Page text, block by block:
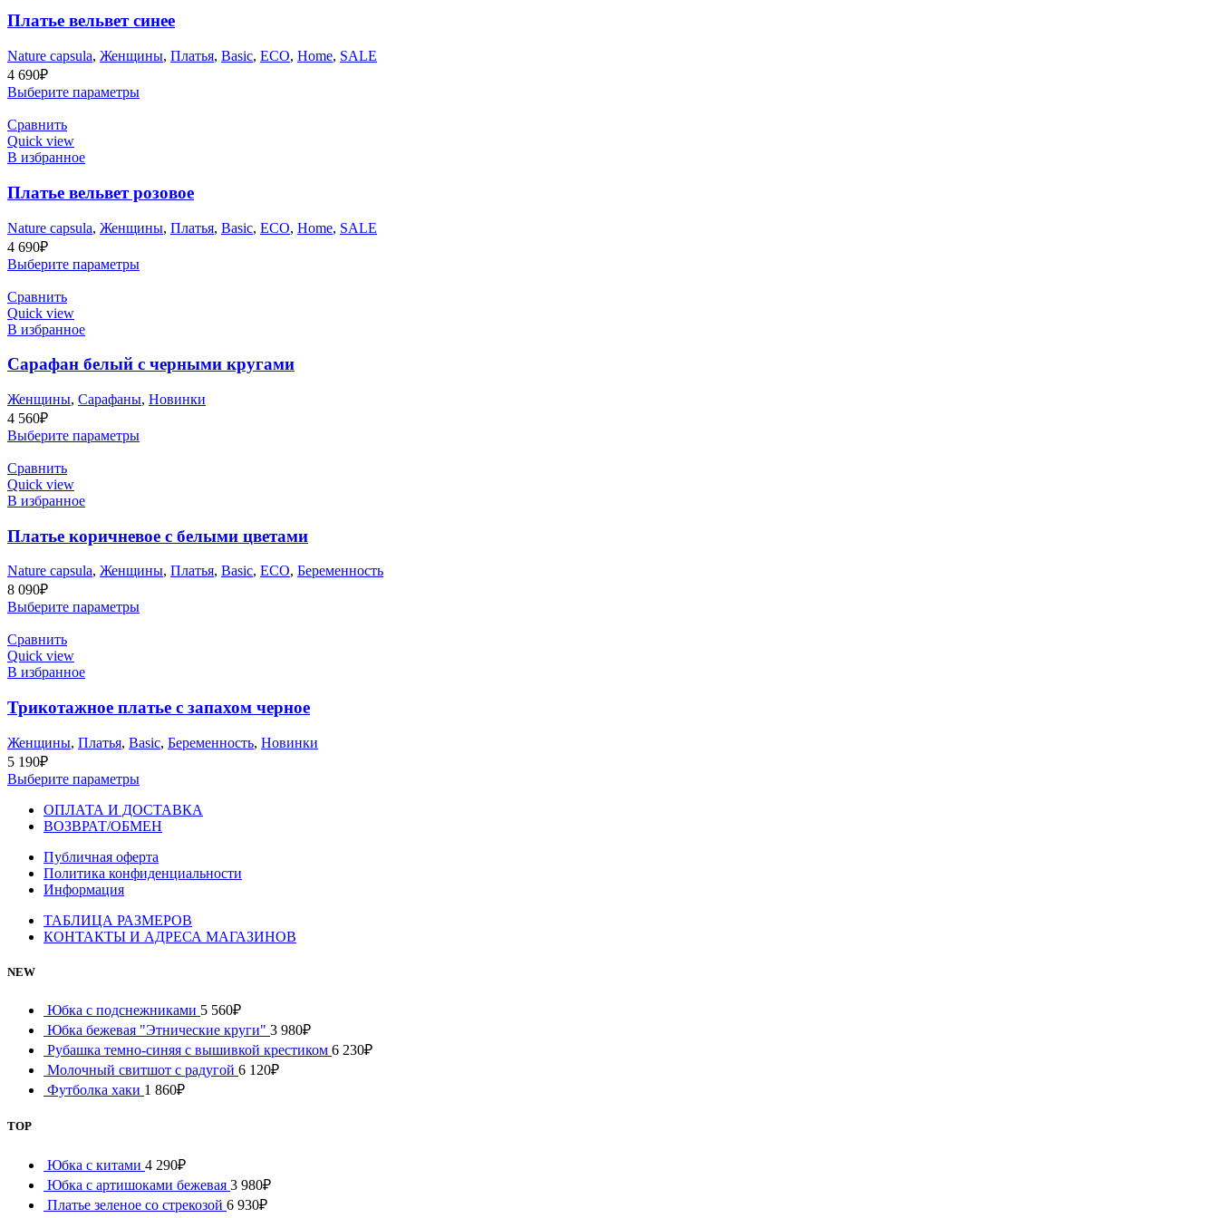
Платье вельвет синее
Nature capsula, Женщины, Платья, Basic, ECO, Home, SALE
4 690₽
Выберите параметры
Сравнить
Quick view
В избранное
Платье вельвет розовое
Nature capsula, Женщины, Платья, Basic, ECO, Home, SALE
4 690₽
Выберите параметры
Сравнить
Quick view
В избранное
Сарафан белый с черными кругами
Женщины, Сарафаны, Новинки
4 560₽
Выберите параметры
Сравнить
Quick view
В избранное
Платье коричневое с белыми цветами
Nature capsula, Женщины, Платья, Basic, ECO, Беременность
8 090₽
Выберите параметры
Сравнить
Quick view
В избранное
Трикотажное платье с запахом черное
Женщины, Платья, Basic, Беременность, Новинки
5 190₽
Выберите параметры
ОПЛАТА И ДОСТАВКА
ВОЗВРАТ/ОБМЕН
Публичная оферта
Политика конфиденциальности
Информация
ТАБЛИЦА РАЗМЕРОВ
КОНТАКТЫ И АДРЕСА МАГАЗИНОВ
NEW
Юбка с подснежниками 5 560₽
Юбка бежевая "Этнические круги" 3 980₽
Рубашка темно-синяя с вышивкой крестиком 6 230₽
Молочный свитшот с радугой 6 120₽
Футболка хаки 1 860₽
TOP
Юбка с китами 4 290₽
Юбка с артишоками бежевая 3 980₽
Платье зеленое со стрекозой 6 930₽